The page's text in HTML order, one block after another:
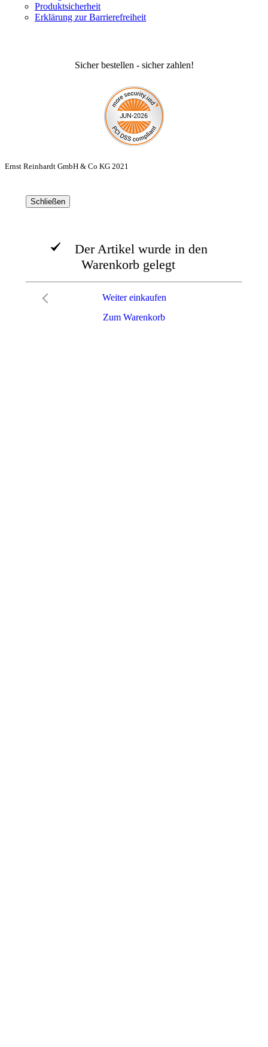
Produktsicherheit
Erklärung zur Barrierefreiheit
Sicher bestellen - sicher zahlen!
Ernst Reinhardt GmbH & Co KG 2021
Schließen
Der Artikel wurde in den
Warenkorb gelegt
Zum Warenkorb
Weiter einkaufen